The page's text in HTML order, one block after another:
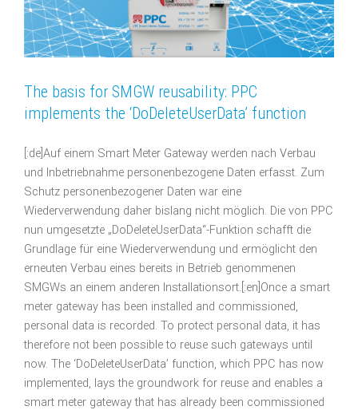
The basis for SMGW reusability: PPC
implements the ‘DoDeleteUserData’ function
[:de]Auf einem Smart Meter Gateway werden nach Verbau
und Inbetriebnahme personenbezogene Daten erfasst. Zum
Schutz personenbezogener Daten war eine
Wiederverwendung daher bislang nicht möglich. Die von PPC
nun umgesetzte „DoDeleteUserData“-Funktion schafft die
Grundlage für eine Wiederverwendung und ermöglicht den
erneuten Verbau eines bereits in Betrieb genommenen
SMGWs an einem anderen Installationsort.[:en]Once a smart
meter gateway has been installed and commissioned,
personal data is recorded. To protect personal data, it has
therefore not been possible to reuse such gateways until
now. The ‘DoDeleteUserData’ function, which PPC has now
implemented, lays the groundwork for reuse and enables a
smart meter gateway that has already been commissioned